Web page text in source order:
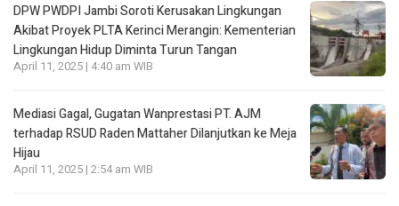
DPW PWDPI Jambi Soroti Kerusakan Lingkungan
Akibat Proyek PLTA Kerinci Merangin: Kementerian
Lingkungan Hidup Diminta Turun Tangan
April 11, 2025 | 4:40 am WIB
Mediasi Gagal, Gugatan Wanprestasi PT. AJM
terhadap RSUD Raden Mattaher Dilanjutkan ke Meja
Hijau
April 11, 2025 | 2:54 am WIB